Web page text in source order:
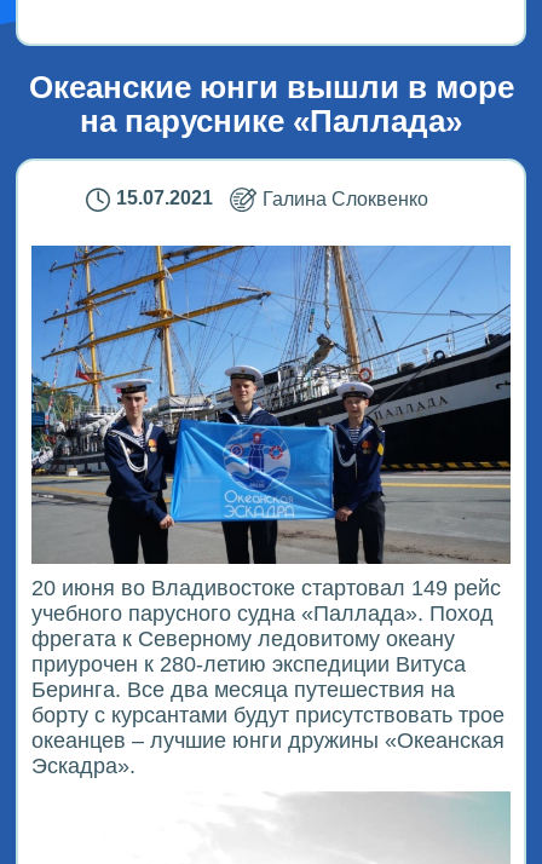
Океанские юнги вышли в море
на паруснике «Паллада»
15.07.2021 Галина Слоквенко
20 июня во Владивостоке стартовал 149 рейс
учебного парусного судна «Паллада». Поход
фрегата к Северному ледовитому океану
приурочен к 280-летию экспедиции Витуса
Беринга. Все два месяца путешествия на
борту с курсантами будут присутствовать трое
океанцев – лучшие юнги дружины «Океанская
Эскадра».